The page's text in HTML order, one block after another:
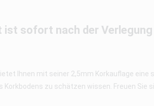
ist sofort nach der
Ihnen mit seiner 2,5mm Korkauflage
Korkbodens zu schätzen wissen. Freuen